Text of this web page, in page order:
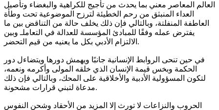
العالم المعاصر معني بما يحدث من تأجيج للكراهية والبغضاء وتأصيل
العداء المنبثق من رحم الخطيئة لترزح الموضوعية تحت وطأة
العاطفة المنفلتة، وبالتالي فإن ذلك يخلف حالة من التناقض بين ما
يفترض عمله وفقًا للمبادئ المؤسسة للعدالة في التعاملـ وبين
الالتزام الأدبي بكل ما يعنيه من قيم التحضر.
في حين تنحى الروابط الإنسانية جانبًا ويهمش دورها ويتضاءل دور
الحكمة وبخس قيمة الإنسان الذي خلقه المولى وأكرمه ونعمه،
لتكون المسؤولية الأدبية والأخلاقية على المحك، وبالتالي فإن ذلك
مدعاة لتبني قرارات مشحونة.
الحروب والنزاعات لا تورث إلا المزيد من الأحقاد وشحن النفوس